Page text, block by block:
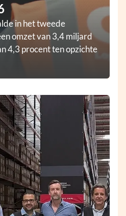
in het tweede
omzet van 3,4 miljard
4,3 procent ten opzichte